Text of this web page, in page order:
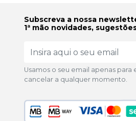
Subscreva a nossa
1ª mão novidades,
Usamos o seu email apenas
cancelar a qualquer momento.